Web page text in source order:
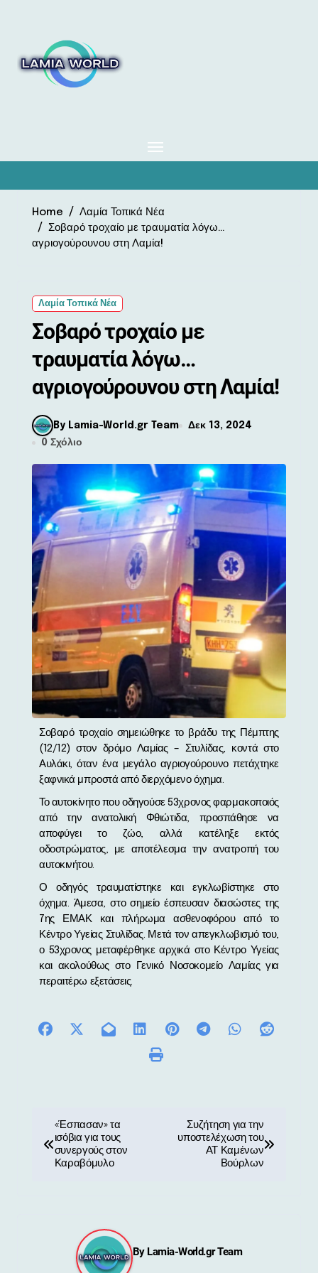
Home
Λαμία Τοπικά Νέα
Σοβαρό τροχαίο με τραυματία λόγω…
αγριογούρουνου στη Λαμία!
Λαμία Τοπικά Νέα
Σοβαρό τροχαίο με
τραυματία λόγω…
αγριογούρουνου στη Λαμία!
By Lamia-World.gr Team
Δεκ 13, 2024
0 Σχόλιο
Σοβαρό τροχαίο σημειώθηκε το βράδυ της Πέμπτης
(12/12) στον δρόμο Λαμίας – Στυλίδας, κοντά στο
Αυλάκι, όταν ένα μεγάλο αγριογούρουνο πετάχτηκε
ξαφνικά μπροστά από διερχόμενο όχημα.
Το αυτοκίνητο που οδηγούσε 53χρονος φαρμακοποιός
από την ανατολική Φθιώτιδα, προσπάθησε να
αποφύγει το ζώο, αλλά κατέληξε εκτός
οδοστρώματος, με αποτέλεσμα την ανατροπή του
αυτοκινήτου.
Ο οδηγός τραυματίστηκε και εγκλωβίστηκε στο
όχημα. Άμεσα, στο σημείο έσπευσαν διασώστες της
7ης ΕΜΑΚ και πλήρωμα ασθενοφόρου από το
Κέντρο Υγείας Στυλίδας. Μετά τον απεγκλωβισμό του,
ο 53χρονος μεταφέρθηκε αρχικά στο Κέντρο Υγείας
και ακολούθως στο Γενικό Νοσοκομείο Λαμίας για
περαιτέρω εξετάσεις.
«Έσπασαν» τα
ισόβια για τους
συνεργούς στον
Καραβόμυλο
Συζήτηση για την
υποστελέχωση του
ΑΤ Καμένων
Βούρλων
By Lamia-World.gr Team